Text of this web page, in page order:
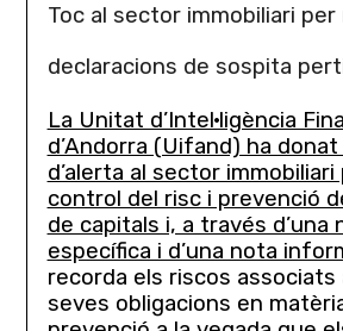
Toc al sector immobiliari
declaracions de sospita
La Unitat d’Intel·ligència
d’Andorra (Uifand) ha
d’alerta al sector
control del risc i prevenció
de capitals i, a través d’una
específica i d’una nota
recorda els riscos associats
seves obligacions en